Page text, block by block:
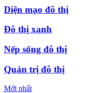
Diện mạo đô thị
Đô thị xanh
Nếp sống đô thị
Quản trị đô thị
Mới nhất